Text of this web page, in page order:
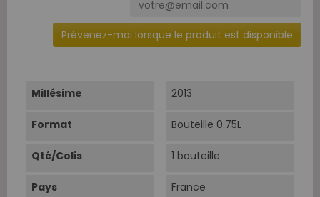
Prévenez-moi lorsque le produit est disponible
Millésime 2013
Format Bouteille 0.75L
Qté/Colis 1 bouteille
Pays France